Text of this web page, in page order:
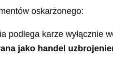
oskarżonego:
podlega karze wyłącznie
jako handel